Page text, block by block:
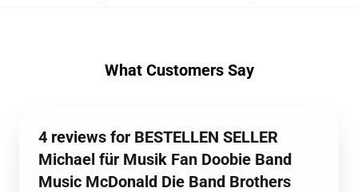
What Customers Say
4 reviews for BESTELLEN SELLER
Michael für Musik Fan Doobie Band
Music McDonald Die Band Brothers